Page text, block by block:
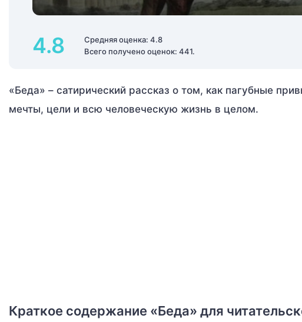
4.8
Средняя оценка: 4.8
Всего получено оценок: 441.
«Беда» – сатирический рассказ о том, как пагубные
мечты, цели и всю человеческую жизнь в целом.
Краткое содержание «Беда» для